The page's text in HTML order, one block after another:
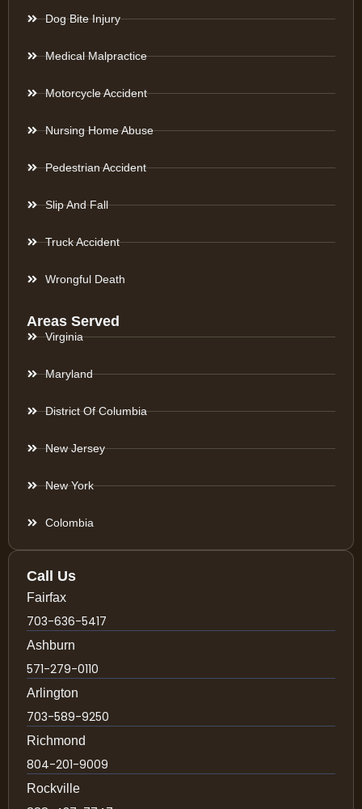
Dog Bite Injury
Medical Malpractice
Motorcycle Accident
Nursing Home Abuse
Pedestrian Accident
Slip And Fall
Truck Accident
Wrongful Death
Areas Served
Virginia
Maryland
District Of Columbia
New Jersey
New York
Colombia
Call Us
Fairfax
703-636-5417
Ashburn
571-279-0110
Arlington
703-589-9250
Richmond
804-201-9009
Rockville